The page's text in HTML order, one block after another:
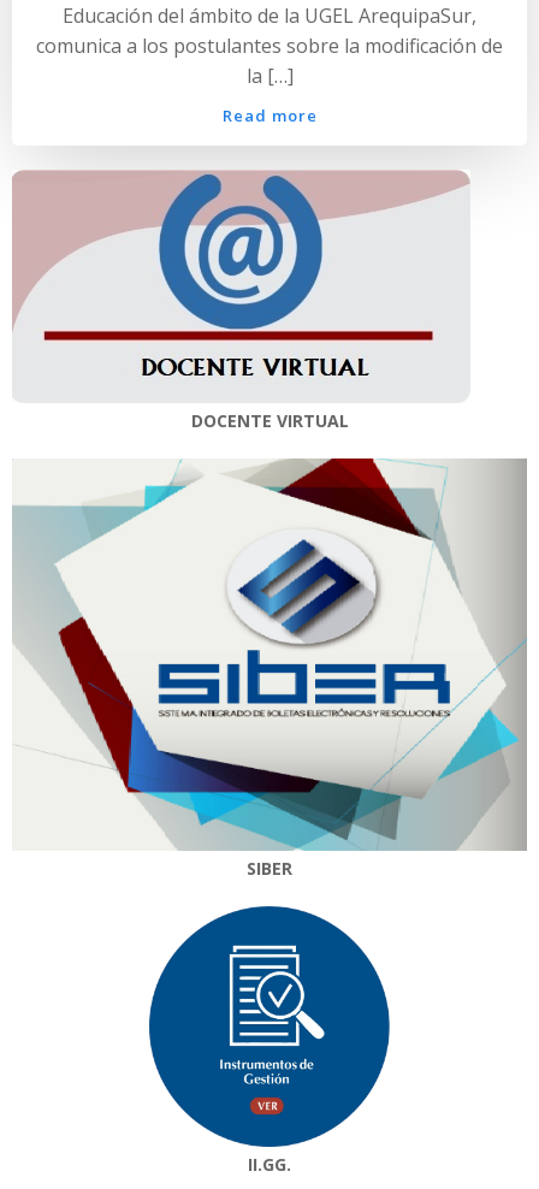
Educación del ámbito de la UGEL ArequipaSur,
comunica a los postulantes sobre la modificación de
la […]
Read more
DOCENTE VIRTUAL
SIBER
II.GG.